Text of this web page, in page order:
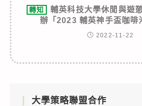
轉知
輔英科技大學休閒與遊
辦「2023 輔英神手盃咖啡
2022-11-22
大學策略聯盟合作